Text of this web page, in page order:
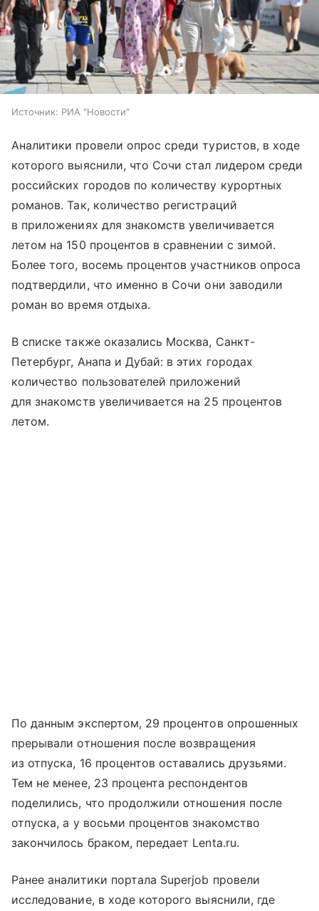
Источник: РИА "Новости"
Аналитики провели опрос среди туристов, в ходе
которого выяснили, что Сочи стал лидером среди
российских городов по количеству курортных
романов. Так, количество регистраций
в приложениях для знакомств увеличивается
летом на 150 процентов в сравнении с зимой.
Более того, восемь процентов участников опроса
подтвердили, что именно в Сочи они заводили
роман во время отдыха.
В списке также оказались Москва, Санкт-
Петербург, Анапа и Дубай: в этих городах
количество пользователей приложений
для знакомств увеличивается на 25 процентов
летом.
По данным экспертом, 29 процентов опрошенных
прерывали отношения после возвращения
из отпуска, 16 процентов оставались друзьями.
Тем не менее, 23 процента респондентов
поделились, что продолжили отношения после
отпуска, а у восьми процентов знакомство
закончилось браком, передает Lenta.ru.
Ранее аналитики портала Superjob провели
исследование, в ходе которого выяснили, где